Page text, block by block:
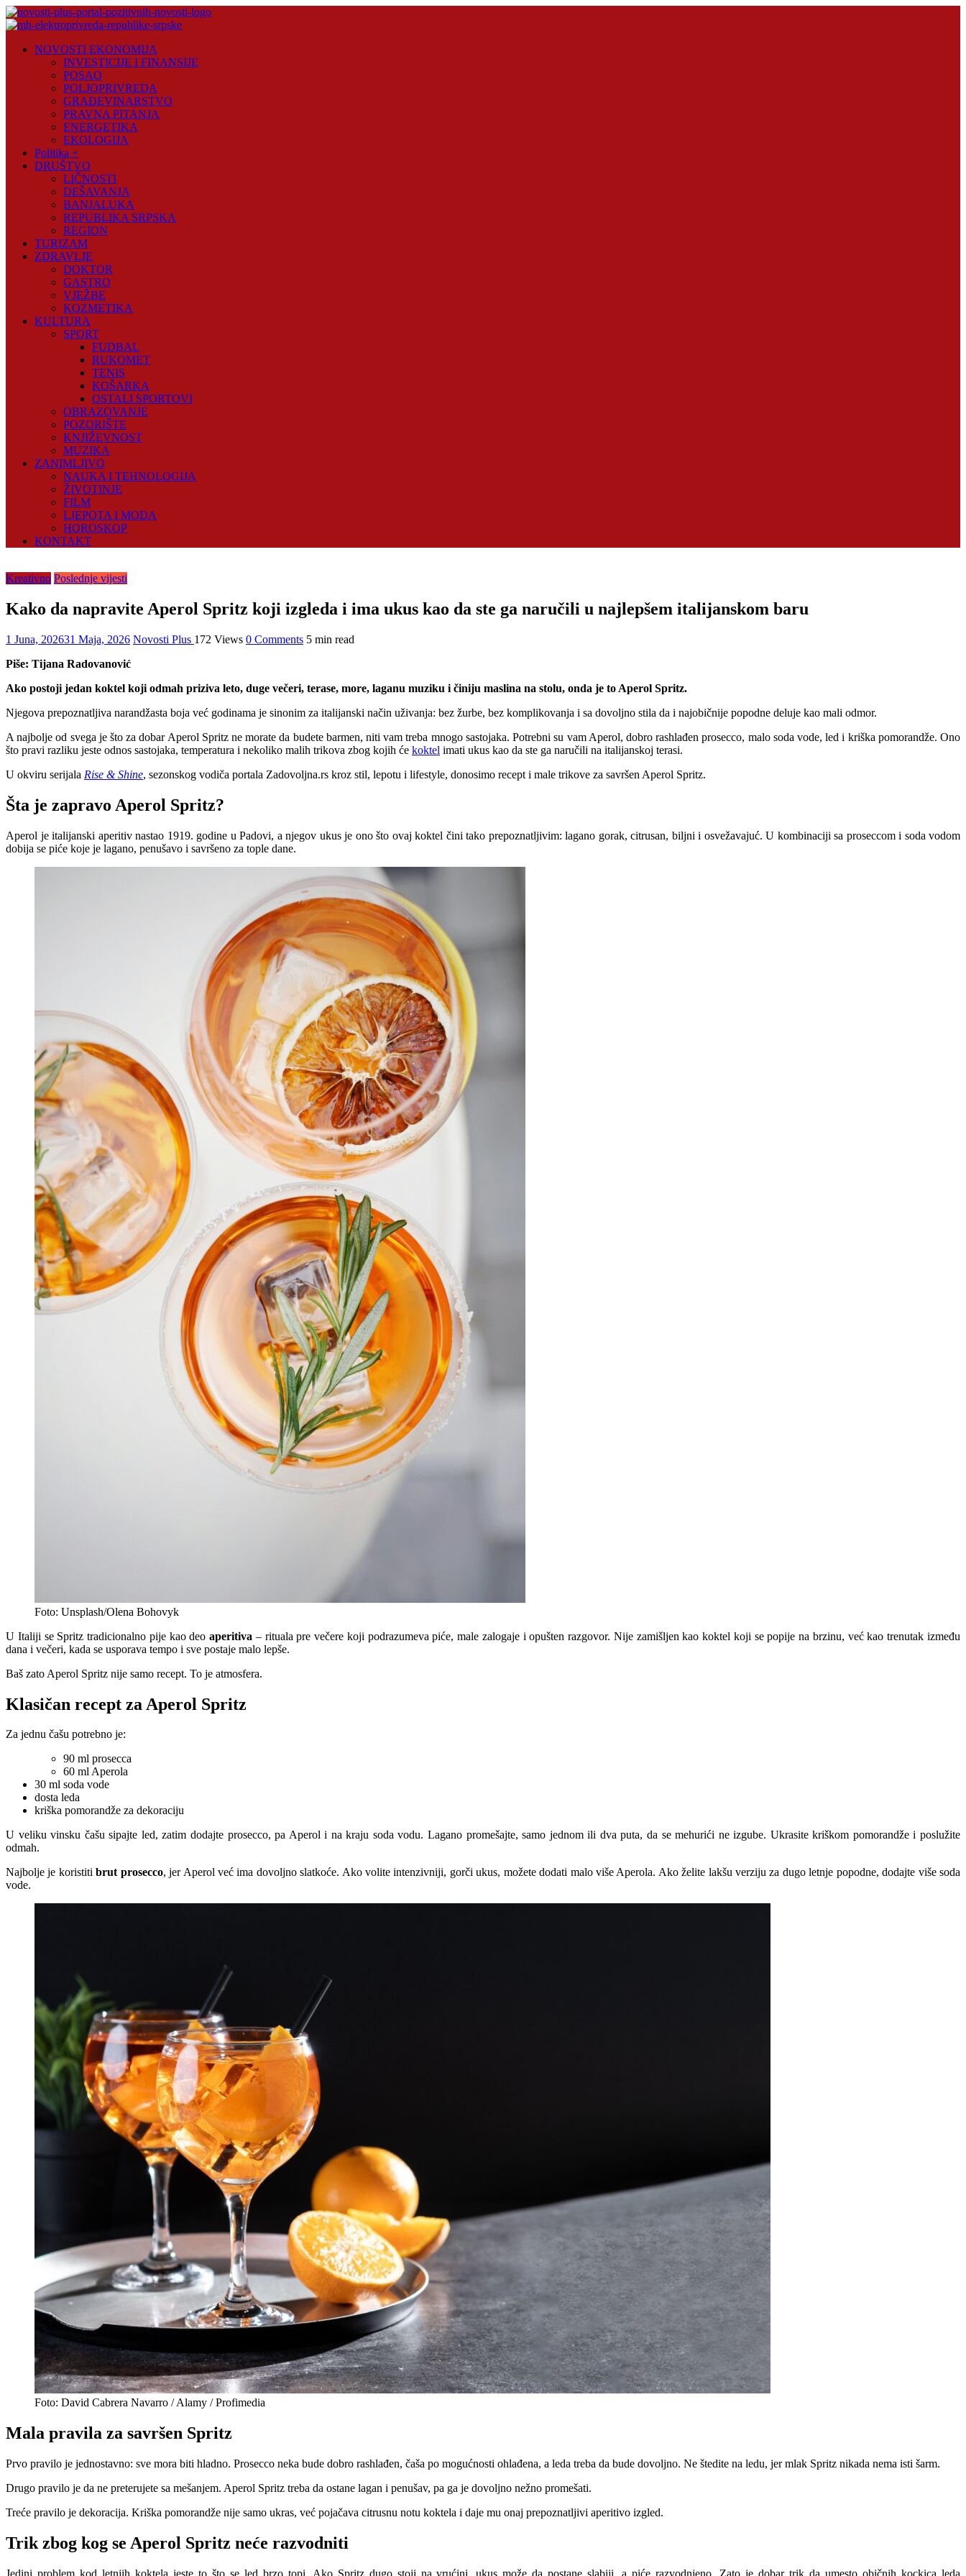
Skip
to
Plus
NOVOSTI EKONOMIJA
INVESTICIJE I FINANSIJE
POSAO
POLJOPRIVREDA
GRAĐEVINARSTVO
PRAVNA PITANJA
ENERGETIKA
EKOLOGIJA
Politika +
DRUŠTVO
LIČNOSTI
DEŠAVANJA
BANJALUKA
REPUBLIKA SRPSKA
REGION
TURIZAM
ZDRAVLJE
DOKTOR
GASTRO
VJEŽBE
KOZMETIKA
KULTURA
SPORT
FUDBAL
RUKOMET
TENIS
KOŠARKA
OSTALI SPORTOVI
OBRAZOVANJE
POZORIŠTE
KNJIŽEVNOST
MUZIKA
ZANIMLJIVO
NAUKA I TEHNOLOGIJA
ŽIVOTINJE
FILM
LJEPOTA I MODA
HOROSKOP
KONTAKT
Kreativno Poslednje vijesti
Kako da napravite Aperol Spritz koji izgleda i ima ukus kao da ste ga naručili u najlepšem italijanskom baru
1 Juna, 202631 Maja, 2026 Novosti Plus 172 Views 0 Comments 5 min read
Piše: Tijana Radovanović
Ako postoji jedan koktel koji odmah priziva leto, duge večeri, terase, more, laganu muziku i činiju maslina na stolu, onda je to Aperol Spritz.
Njegova prepoznatljiva narandžasta boja već godinama je sinonim za italijanski način uživanja: bez žurbe, bez komplikovanja i sa dovoljno stila da i najobičnije popodne deluje kao mali odmor.
A najbolje od svega je što za dobar Aperol Spritz ne morate da budete barmen, niti vam treba mnogo sastojaka. Potrebni su vam Aperol, dobro rashlađen prosecco, malo soda vode, led i kriška pomorandže. Ono
što pravi razliku jeste odnos sastojaka, temperatura i nekoliko malih trikova zbog kojih će koktel imati ukus kao da ste ga naručili na italijanskoj terasi.
U okviru serijala Rise & Shine, sezonskog vodiča portala Zadovoljna.rs kroz stil, lepotu i lifestyle, donosimo recept i male trikove za savršen Aperol Spritz.
Šta je zapravo Aperol Spritz?
Aperol je italijanski aperitiv nastao 1919. godine u Padovi, a njegov ukus je ono što ovaj koktel čini tako prepoznatljivim: lagano gorak, citrusan, biljni i osvežavajuć. U kombinaciji sa proseccom i soda vodom
dobija se piće koje je lagano, penušavo i savršeno za tople dane.
Foto: Unsplash/Olena Bohovyk
U Italiji se Spritz tradicionalno pije kao deoaperitiva – rituala pre večere koji podrazumeva piće, male zalogaje i opušten razgovor. Nije zamišljen kao koktel koji se popije na brzinu, već kao trenutak između
dana i večeri, kada se usporava tempo i sve postaje malo lepše.
Baš zato Aperol Spritz nije samo recept. To je atmosfera.
Klasičan recept za Aperol Spritz
Za jednu čašu potrebno je:
90 ml prosecca
60 ml Aperola
30 ml soda vode
dosta leda
kriška pomorandže za dekoraciju
U veliku vinsku čašu sipajte led, zatim dodajte prosecco, pa Aperol i na kraju soda vodu. Lagano promešajte, samo jednom ili dva puta, da se mehurići ne izgube. Ukrasite kriškom pomorandže i poslužite
odmah.
Najbolje je koristitibrut prosecco, jer Aperol već ima dovoljno slatkoće. Ako volite intenzivniji, gorči ukus, možete dodati malo više Aperola. Ako želite lakšu verziju za dugo letnje popodne, dodajte više soda
vode.
Foto: David Cabrera Navarro / Alamy / Profimedia
Mala pravila za savršen Spritz
Prvo pravilo je jednostavno: sve mora biti hladno. Prosecco neka bude dobro rashlađen, čaša po mogućnosti ohlađena, a leda treba da bude dovoljno. Ne štedite na ledu, jer mlak Spritz nikada nema isti šarm.
Drugo pravilo je da ne preterujete sa mešanjem. Aperol Spritz treba da ostane lagan i penušav, pa ga je dovoljno nežno promešati.
Treće pravilo je dekoracija. Kriška pomorandže nije samo ukras, već pojačava citrusnu notu koktela i daje mu onaj prepoznatljivi aperitivo izgled.
Trik zbog kog se Aperol Spritz neće razvodniti
Jedini problem kod letnjih koktela jeste to što se led brzo topi. Ako Spritz dugo stoji na vrućini, ukus može da postane slabiji, a piće razvodnjeno. Zato je dobar trik da umesto običnih kockica leda